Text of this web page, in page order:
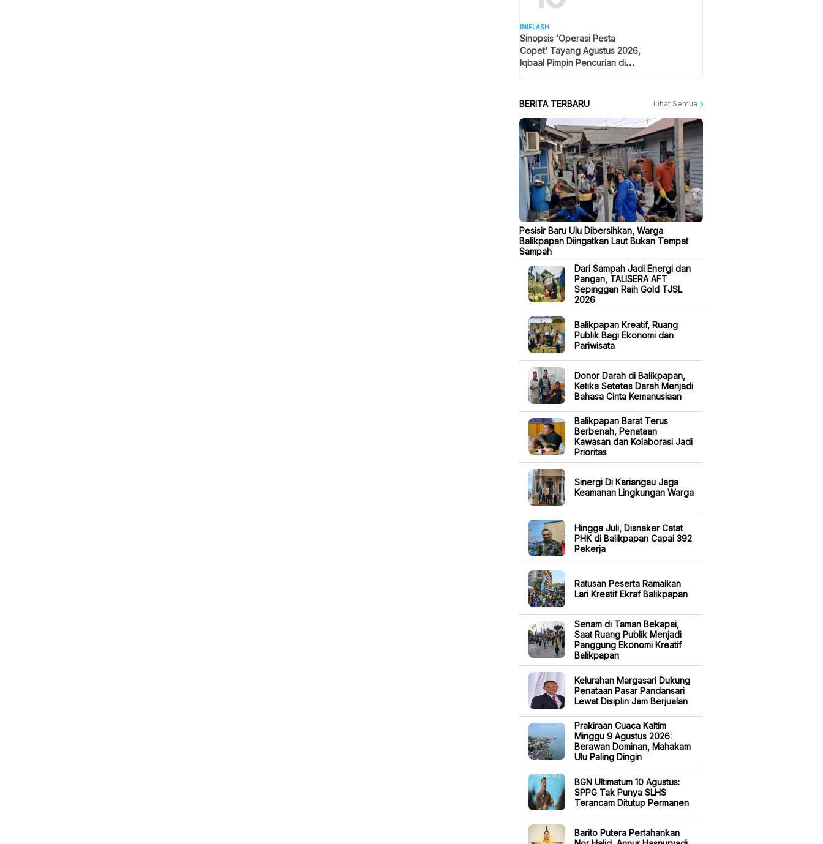
INIFLASH
Sinopsis ‘Operasi Pesta
Copet’ Tayang Agustus 2026,
Iqbaal Pimpin Pencurian di
BERITA TERBARU Lihat Semua
Pesisir Baru Ulu Dibersihkan, Warga
Balikpapan Diingatkan Laut Bukan Tempat
Sampah
Dari Sampah Jadi Energi dan
Pangan, TALISERA AFT
Sepinggan Raih Gold TJSL
2026
Balikpapan Kreatif, Ruang
Publik Bagi Ekonomi dan
Pariwisata
Donor Darah di Balikpapan,
Ketika Setetes Darah Menjadi
Bahasa Cinta Kemanusiaan
Balikpapan Barat Terus
Berbenah, Penataan
Kawasan dan Kolaborasi Jadi
Prioritas
Sinergi Di Kariangau Jaga
Keamanan Lingkungan Warga
Hingga Juli, Disnaker Catat
PHK di Balikpapan Capai 392
Pekerja
Ratusan Peserta Ramaikan
Lari Kreatif Ekraf Balikpapan
Senam di Taman Bekapai,
Saat Ruang Publik Menjadi
Panggung Ekonomi Kreatif
Balikpapan
Kelurahan Margasari Dukung
Penataan Pasar Pandansari
Lewat Disiplin Jam Berjualan
Prakiraan Cuaca Kaltim
Minggu 9 Agustus 2026:
Berawan Dominan, Mahakam
Ulu Paling Dingin
BGN Ultimatum 10 Agustus:
SPPG Tak Punya SLHS
Terancam Ditutup Permanen
Barito Putera Pertahankan